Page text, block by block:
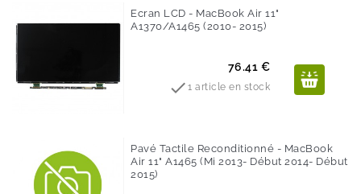
Ecran LCD - MacBook Air 11"
A1370/A1465 (2010- 2015)
Prix
76.41 €
1 article en stock
Pavé Tactile Reconditionné - MacBook
Air 11" A1465 (Mi 2013- Début 2014- Début
2015)